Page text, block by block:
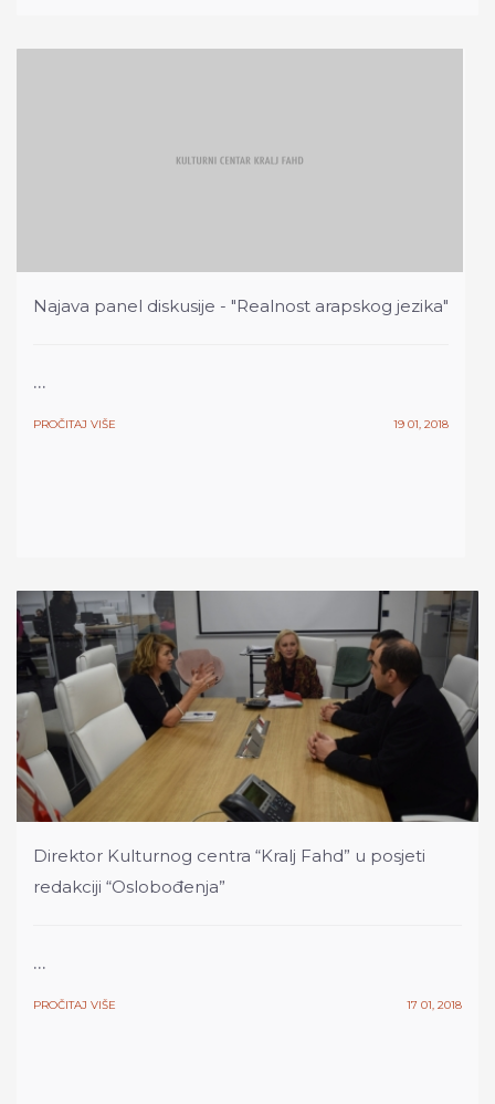
Najava panel diskusije - "Realnost arapskog jezika"
...
PROČITAJ VIŠE 19 01, 2018
Direktor Kulturnog centra “Kralj Fahd” u posjeti
redakciji “Oslobođenja”
...
PROČITAJ VIŠE 17 01, 2018